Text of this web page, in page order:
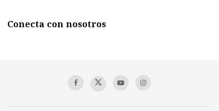
Conecta con nosotros